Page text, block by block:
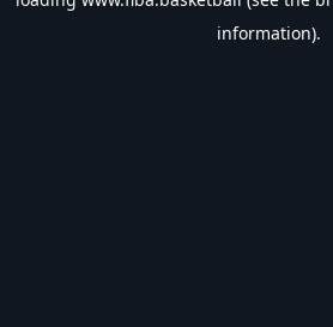
information).